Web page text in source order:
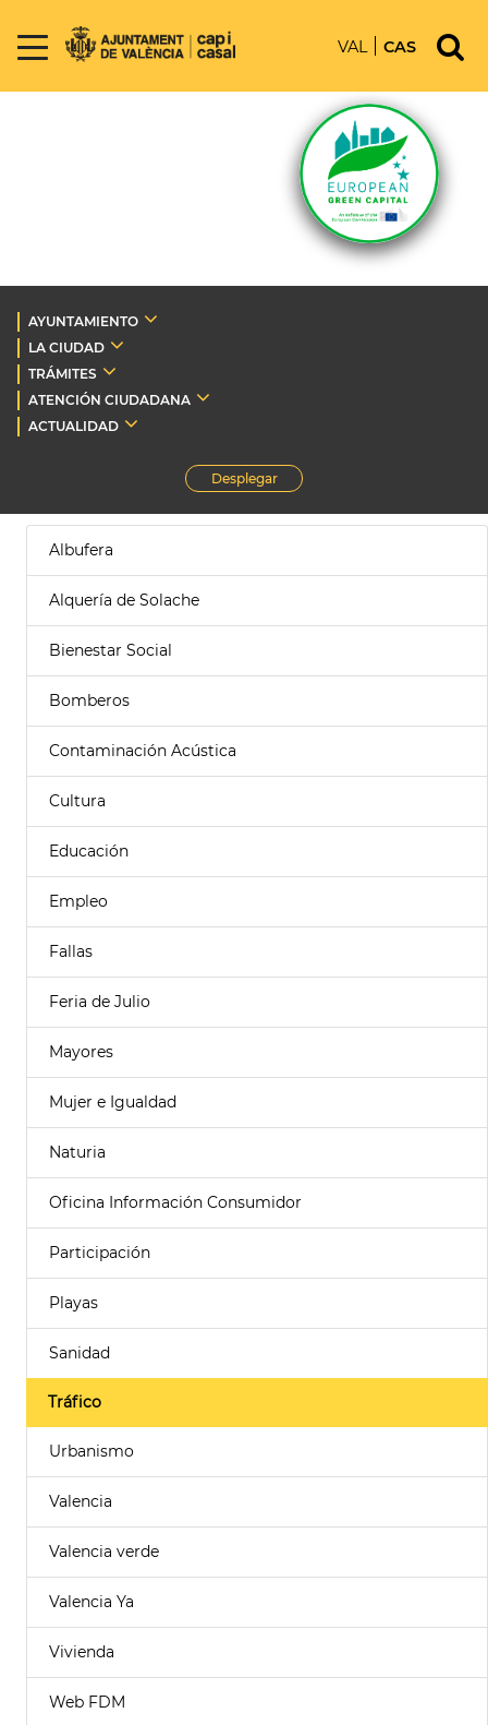
VAL CAS
AYUNTAMIENTO
LA CIUDAD
TRÁMITES
ATENCIÓN CIUDADANA
ACTUALIDAD
Desplegar
Albufera
Alquería de Solache
Bienestar Social
Bomberos
Contaminación Acústica
Cultura
Educación
Empleo
Fallas
Feria de Julio
Mayores
Mujer e Igualdad
Naturia
Oficina Información Consumidor
Participación
Playas
Sanidad
Tráfico
Urbanismo
Valencia
Valencia verde
Valencia Ya
Vivienda
Web FDM